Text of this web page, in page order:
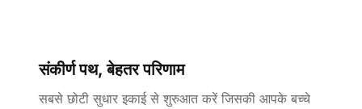
संकीर्ण पथ, बेहतर परिणाम
सबसे छोटी सुधार इकाई से शुरुआत करें जिसकी आपके बच्चे